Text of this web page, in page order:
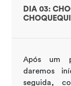
DIA 03:
Após um
daremos
seguida,